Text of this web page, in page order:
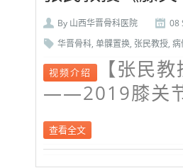
By 山西华晋骨科医院 08
华晋骨科, 单髁置换, 张民教授, 病
视频介绍
【张民
——2019膝关
查看全文